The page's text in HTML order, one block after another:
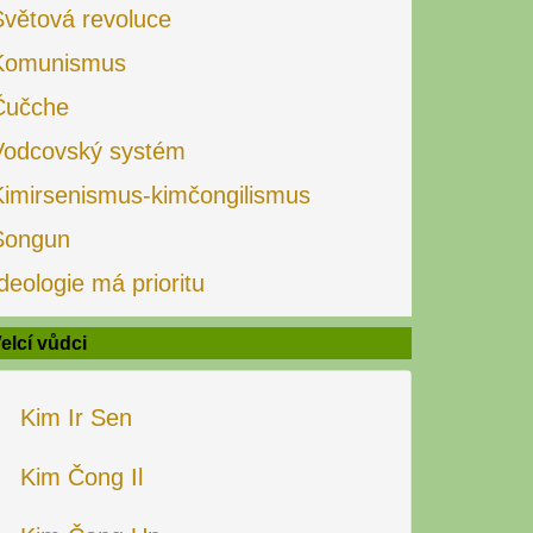
revoluce
systém
kimčongilismus
má prioritu
vůdci
Kim Ir Sen
Kim Čong Il